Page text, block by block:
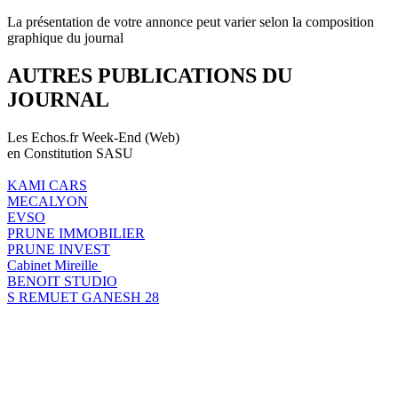
La présentation de votre annonce peut varier selon la composition
graphique du journal
AUTRES PUBLICATIONS DU
JOURNAL
Les Echos.fr Week-End (Web)
en Constitution SASU
KAMI CARS
MECALYON
EVSO
PRUNE IMMOBILIER
PRUNE INVEST
Cabinet Mireille
BENOIT STUDIO
S REMUET GANESH 28